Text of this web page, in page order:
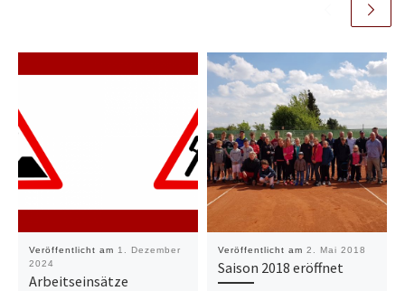
Veröffentlicht am 1. Dezember
2024
Arbeitseinsätze
Veröffentlicht am 2. Mai 2018
Saison 2018 eröffnet